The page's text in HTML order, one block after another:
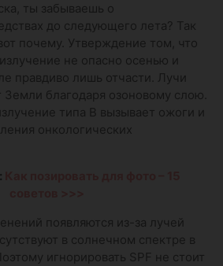
ты забываешь о
до следующего лета? Так
почему. Утверждение том, что
не опасно осенью и
правдиво лишь отчасти. Лучи
Земли благодаря озоновому слою.
типа В вызывает ожоги и
онкологических
появляются из-за лучей
в солнечном спектре в
игнорировать SPF не стоит